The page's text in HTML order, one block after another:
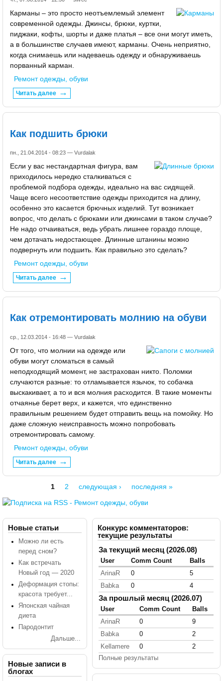
Карманы – это просто неотъемлемый элемент
современной одежды. Джинсы, брюки, куртки,
пиджаки, кофты, шорты и даже платья – все они могут иметь,
а в большинстве случаев имеют, карманы. Очень неприятно,
когда снимаешь или надеваешь одежду и обнаруживаешь
порванный карман.
Ремонт одежды, обуви
Читать далее
Как подшить брюки
пн., 21.04.2014 - 08:23 — Vurdalak
Если у вас нестандартная фигура, вам
приходилось нередко сталкиваться с
проблемой подбора одежды, идеально на вас сидящей.
Чаще всего несоответствие одежды приходится на длину,
особенно это касается брючных изделий. Тут возникает
вопрос, что делать с брюками или джинсами в таком случае?
Не надо отчаиваться, ведь убрать лишнее гораздо площе,
чем дотачать недостающее. Длинные штанины можно
подвернуть или подшить. Как правильно это сделать?
Ремонт одежды, обуви
Читать далее
Как отремонтировать молнию на обуви
ср., 12.03.2014 - 16:48 — Vurdalak
От того, что молнии на одежде или
обуви могут сломаться в самый
неподходящий момент, не застрахован никто. Поломки
случаются разные: то отламывается язычок, то собачка
выскакивает, а то и вся молния расходится. В такие моменты
отчаянье берет верх, и кажется, что единственно
правильным решением будет отправить вещь на помойку. Но
даже сложную неисправность можно попробовать
отремонтировать самому.
Ремонт одежды, обуви
Читать далее
Страницы
1 2 следующая › последняя »
Новые статьи
Можно ли есть
перед сном?
Как встречать
Новый год — 2020
Деформация стопы:
красота требует...
Японская чайная
диета
Пародонтит
Дальше...
Новые записи в
блогах
Конкурс комментаторов:
текущие результаты
За текущий месяц (2026.08)
User Comm Count
Balls
ArinaR
0
5
Babka
0 4
За прошлый месяц (2026.07)
User Comm Count
Balls
ArinaR
0
9
Babka
0
2
Kellamere
0
2
Полные результаты